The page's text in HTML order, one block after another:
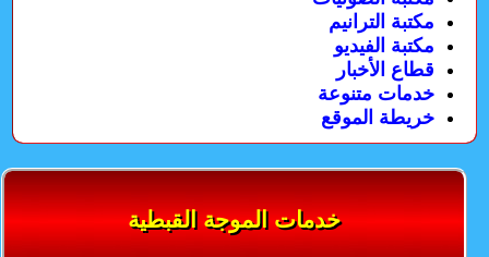
مكتبة الترانيم
مكتبة الفيديو
قطاع الأخبار
خدمات متنوعة
خريطة الموقع
خدمات الموجة القبطية